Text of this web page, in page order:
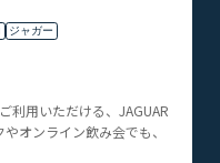
ジャガー
利用いただける、JAGUAR
オンライン飲み会でも、